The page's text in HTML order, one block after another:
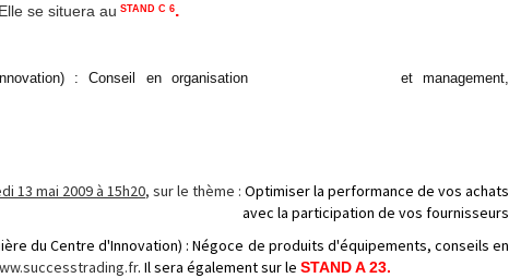
Elle se situera au STAND C 6.
d'Innovation) : Conseil en organisation et management,
13 mai 2009 à 15h20, sur le thème : Optimiser la performance de vos achats
avec la participation de vos fournisseurs
du Centre d'Innovation) : Négoce de produits d'équipements, conseils en
. Il sera également sur le STAND A 23.